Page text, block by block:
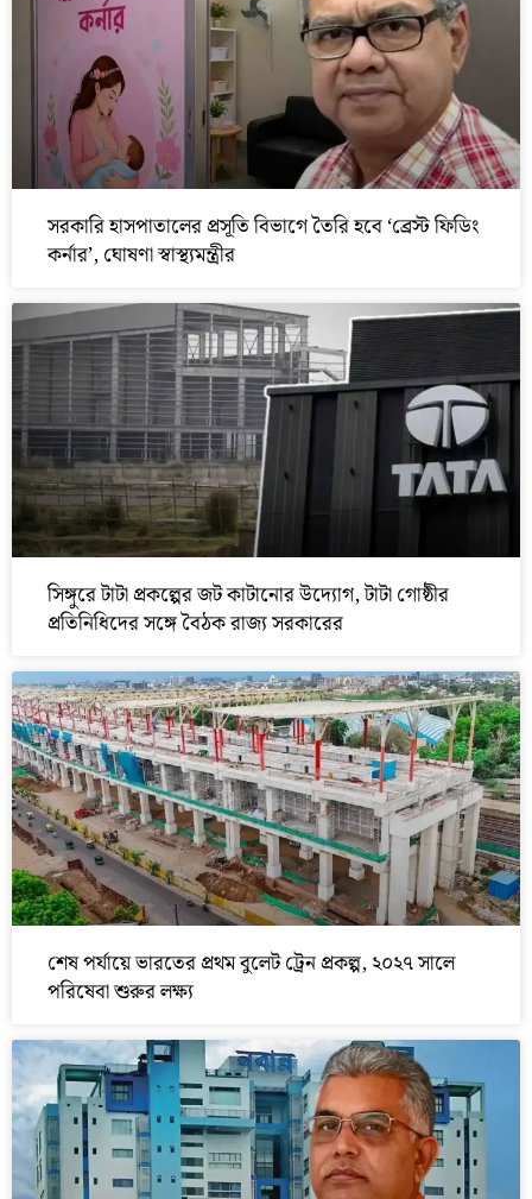
সরকারি হাসপাতালের প্রসূতি বিভাগে তৈরি হবে ‘ব্রেস্ট ফিডিং
কর্নার’, ঘোষণা স্বাস্থ্যমন্ত্রীর
সিঙ্গুরে টাটা প্রকল্পের জট কাটানোর উদ্যোগ, টাটা গোষ্ঠীর
প্রতিনিধিদের সঙ্গে বৈঠক রাজ্য সরকারের
শেষ পর্যায়ে ভারতের প্রথম বুলেট ট্রেন প্রকল্প, ২০২৭ সালে
পরিষেবা শুরুর লক্ষ্য